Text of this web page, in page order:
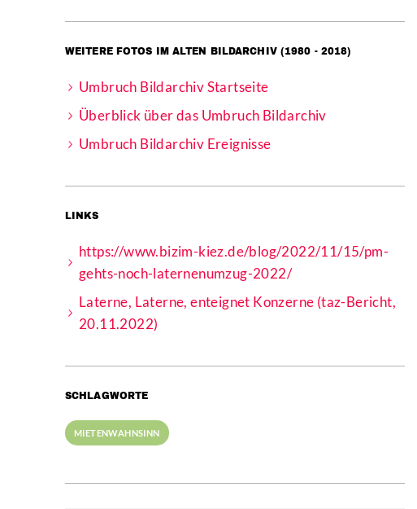
WEITERE FOTOS IM ALTEN BILDARCHIV (1980 - 2018)
Umbruch Bildarchiv Startseite
Überblick über das Umbruch Bildarchiv
Umbruch Bildarchiv Ereignisse
LINKS
https://www.bizim-kiez.de/blog/2022/11/15/pm-
gehts-noch-laternenumzug-2022/
Laterne, Laterne, enteignet Konzerne (taz-Bericht,
20.11.2022)
SCHLAGWORTE
MIETENWAHNSINN